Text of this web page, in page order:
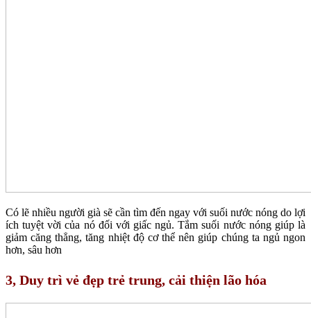
Có lẽ nhiều người già sẽ cần tìm đến ngay với suối nước nóng do lợi
ích tuyệt vời của nó đối với giấc ngủ. Tắm suối nước nóng giúp là
giảm căng thẳng, tăng nhiệt độ cơ thể nên giúp chúng ta ngủ ngon
hơn, sâu hơn
3, Duy trì vẻ đẹp trẻ trung, cải thiện lão hóa